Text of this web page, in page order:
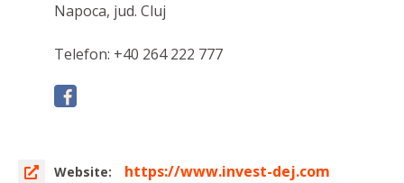
Napoca, jud. Cluj
Telefon: +40 264 222 777
Website: https://www.invest-dej.com